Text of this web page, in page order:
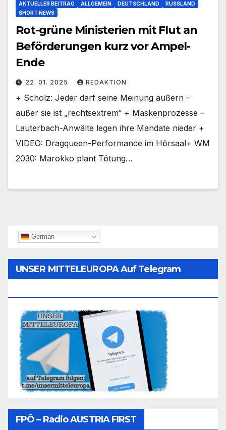
AKTUELLER BEITRAG ALLGEMEIN DEUTSCHLAND
RUSSLAND
SHORT NEWS
Rot-grüne Ministerien mit Flut an
Beförderungen kurz vor Ampel-
Ende
22. 01. 2025 REDAKTION
+ Scholz: Jeder darf seine Meinung äußern –
außer sie ist „rechtsextrem“ + Maskenprozesse –
Lauterbach-Anwälte legen ihre Mandate nieder +
VIDEO: Dragqueen-Performance im Hörsaal+ WM
2030: Marokko plant Tötung…
German
UNSER MITTELEUROPA Auf Telegram
FPÖ – Radio AUSTRIA FIRST